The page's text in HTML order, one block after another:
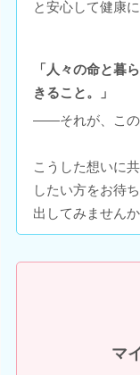
と安心して健康
「人々の命と暮
きること。」
――それが、この
こうした想いに
したい方をお待
出してみませんか
マ